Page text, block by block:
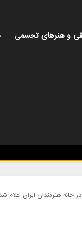
و هنرهای تجسمی
خانه هنرمندان ایران اعلام